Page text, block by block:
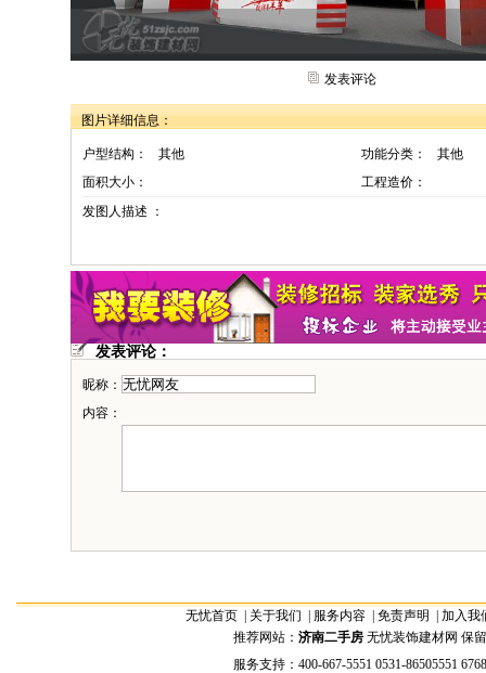
发表评论
图片详细信息：
户型结构： 其他 功能分类：
其他
面积大小：
工程造价：
发图人描述 ：
发表评论：
昵称：
内容：
无忧首页 关于我们 服务内容 免责声明
加入我
推荐网站： 济南二手房 无忧装饰建材网 保
服务支持：400-667-5551 0531-86505551